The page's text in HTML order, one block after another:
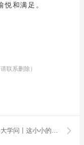
和满足。
联系删除）
小小的配件，让您的衣柜幸福度拉满！